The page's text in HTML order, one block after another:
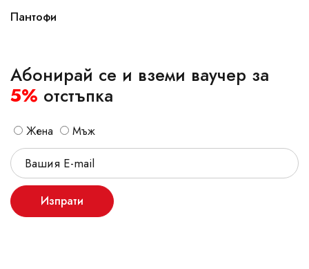
Пантофи
Абонирай се и вземи ваучер за
5% отстъпка
Жена Мъж
Изпрати